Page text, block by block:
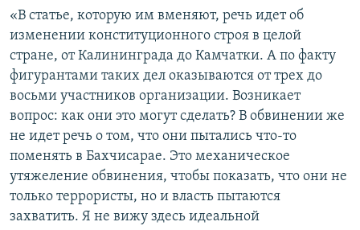
«В статье, которую им вменяют, речь идет об
изменении конституционного строя в целой
стране, от Калининграда до Камчатки. А по факту
фигурантами таких дел оказываются от трех до
восьми участников организации. Возникает
вопрос: как они это могут сделать? В обвинении же
не идет речь о том, что они пытались что-то
поменять в Бахчисарае. Это механическое
утяжеление обвинения, чтобы показать, что они не
только террористы, но и власть пытаются
захватить. Я не вижу здесь идеальной